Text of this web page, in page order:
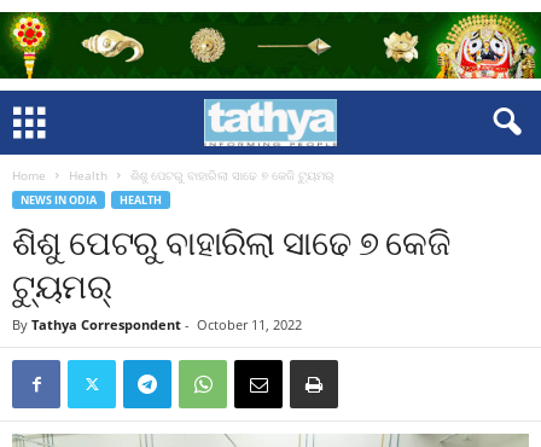
Home Health ଶିଶୁ ପେଟରୁ ବାହାରିଲା ସାଢେ ୭ କେଜି ଟ୍ୟୁମର୍
NEWS IN ODIA HEALTH
ଶିଶୁ ପେଟରୁ ବାହାରିଲା ସାଢେ ୭ କେଜି
ଟ୍ୟୁମର୍
By Tathya Correspondent - October 11, 2022